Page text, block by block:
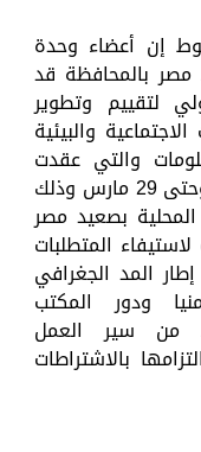
إن أعضاء وحدة
مصر بالمحافظة قد
لتقييم وتطوير
والبيئية
والتي عقدت
على مدار 3 أيام في الفترة من 27 وحتى 29 مارس وذلك
بصعيد مصر
المتطلبات
المد الجغرافي
ودور المكتب
من سير العمل
بالاشتراطات